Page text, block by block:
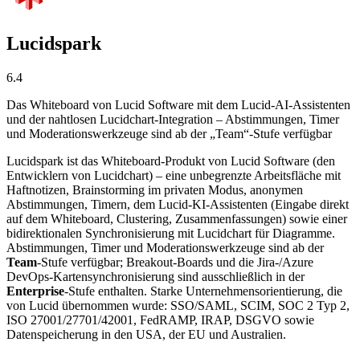
Lucidspark
6.4
Das Whiteboard von Lucid Software mit dem Lucid-AI-Assistenten
und der nahtlosen Lucidchart-Integration – Abstimmungen, Timer
und Moderationswerkzeuge sind ab der „Team“-Stufe verfügbar
Lucidspark ist das Whiteboard-Produkt von Lucid Software (den
Entwicklern von Lucidchart) – eine unbegrenzte Arbeitsfläche mit
Haftnotizen, Brainstorming im privaten Modus, anonymen
Abstimmungen, Timern, dem Lucid-KI-Assistenten (Eingabe direkt
auf dem Whiteboard, Clustering, Zusammenfassungen) sowie einer
bidirektionalen Synchronisierung mit Lucidchart für Diagramme.
Abstimmungen, Timer und Moderationswerkzeuge sind ab der
Team-Stufe verfügbar; Breakout-Boards und die Jira-/Azure
DevOps-Kartensynchronisierung sind ausschließlich in der
Enterprise-Stufe enthalten. Starke Unternehmensorientierung, die
von Lucid übernommen wurde: SSO/SAML, SCIM, SOC 2 Typ 2,
ISO 27001/27701/42001, FedRAMP, IRAP, DSGVO sowie
Datenspeicherung in den USA, der EU und Australien.